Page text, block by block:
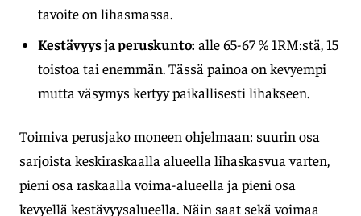
tavoite on lihasmassa.
Kestävyys ja peruskunto: alle 65-67 % 1RM:stä, 15
toistoa tai enemmän. Tässä painoa on kevyempi
mutta väsymys kertyy paikallisesti lihakseen.
Toimiva perusjako moneen ohjelmaan: suurin osa
sarjoista keskiraskaalla alueella lihaskasvua varten,
pieni osa raskaalla voima-alueella ja pieni osa
kevyellä kestävyysalueella. Näin saat sekä voimaa